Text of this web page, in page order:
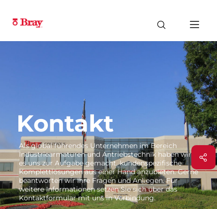
Kontakt
Als global führendes Unternehmen im Bereich
Industriearmaturen und Antriebstechnik haben wir
es uns zur Aufgabe gemacht, kundenspezifische
Komplettlösungen aus einer Hand anzubieten. Gerne
beantworten wir Ihre Fragen und Anliegen. Für
weitere Informationen setzen Sie sich über das
Kontaktformular mit uns in Verbindung.